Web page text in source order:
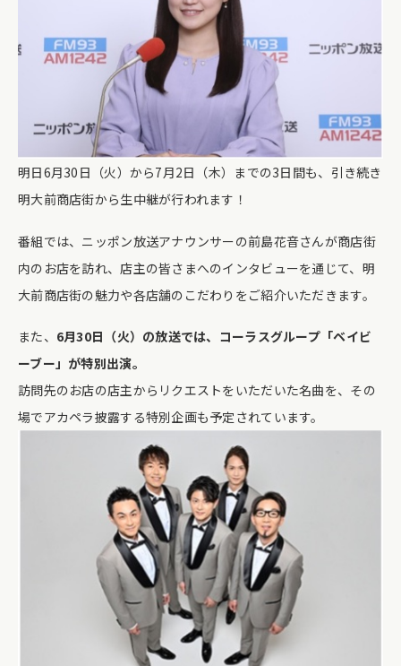
明日6月30日（火）から7月2日（木）までの3日間も、引き続き
明大前商店街から生中継が行われます！
番組では、ニッポン放送アナウンサーの前島花音さんが商店街
内のお店を訪れ、店主の皆さまへのインタビューを通じて、明
大前商店街の魅力や各店舗のこだわりをご紹介いただきます。
また、 6月30日（火）の放送では、コーラスグループ「ベイビ
ーブー」が特別出演。
訪問先のお店の店主からリクエストをいただいた名曲を、その
場でアカペラ披露する特別企画も予定されています。